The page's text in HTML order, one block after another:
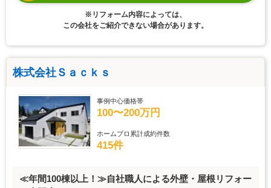
※リフォーム内容によっては、
この会社をご紹介できない場合があります。
株式会社Ｓａｃｋｓ
事例中心価格帯
100〜200万円
ホームプロ累計成約件数
415件
≪年間100棟以上！≫自社職人による外壁・屋根リフォー